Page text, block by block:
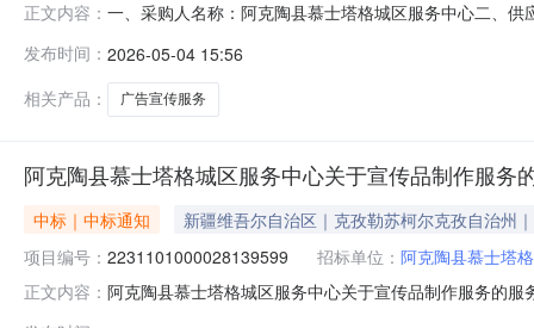
正文内容： 一、采购人名称：阿克陶县慕士塔格城区服务中心二、
箱、展板、彩页、户内外宣传栏、宣传海报、锦旗、袖
发布时间： 2026-05-04 15:56
相关产品：
广告宣传服务
阿克陶县慕士塔格城区服务中心关于宣传品制作服务
中标｜中标通知
新疆维吾尔自治区｜克孜勒苏柯尔克孜自治州
项目编号： 2231101000028139599 招标单位： 阿克陶县慕士塔
正文内容： 阿克陶县慕士塔格城区服务中心关于宣传品制作服务的